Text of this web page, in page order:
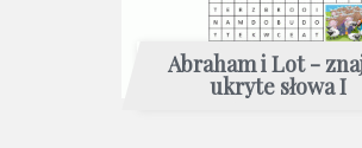
Abraham i Lot -
ukryte słowa I